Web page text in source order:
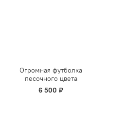
Огромная футболка
песочного цвета
6 500 ₽